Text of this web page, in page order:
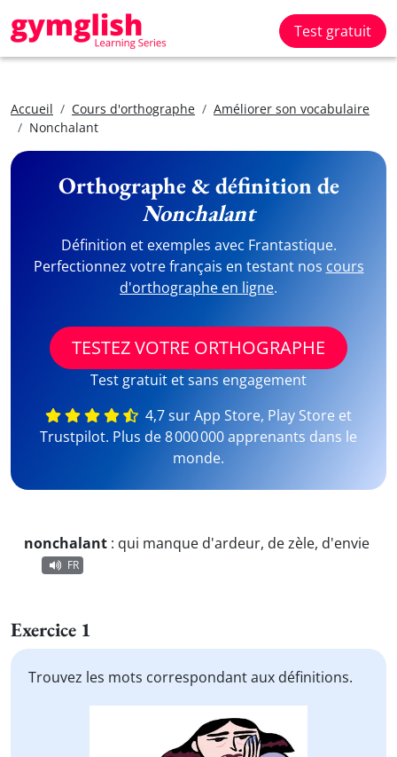
Test gratuit
Accueil Cours d'orthographe
Améliorer son vocabulaire
Nonchalant
Orthographe & définition de
Nonchalant
Définition et exemples avec Frantastique.
Perfectionnez votre français en testant nos cours
d'orthographe en ligne.
TESTEZ VOTRE ORTHOGRAPHE
Test gratuit et sans engagement
4,7 sur App Store, Play Store et
Trustpilot. Plus de 8 000 000 apprenants dans le
monde.
nonchalant : qui manque d'ardeur, de zèle, d'envie
FR
Exercice 1
Trouvez les mots correspondant aux définitions.